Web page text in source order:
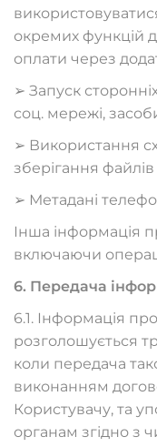
окремих функцій
оплати через
➢ Запуск
соц. мережі,
➢ Використання
зберігання файлів
➢ Метадані
Інша інформація
включаючи
6. Передача
6.1. Інформація
розголошується
коли передача
виконанням
Користувачу, та
органам згідно з